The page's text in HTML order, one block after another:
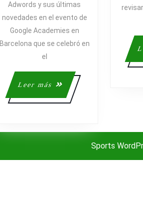
CON
Adwords y sus últimas
novedades en el evento de
Google Academies en
Barcelona que se celebró en
el
Leer más
Leer
más
Sports